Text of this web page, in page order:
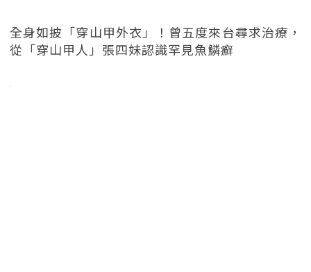
全身如披「穿山甲外衣」！曾五度來台尋求治療，
從「穿山甲人」張四妹認識罕見魚鱗癬